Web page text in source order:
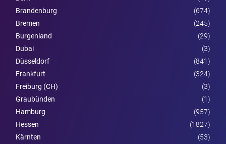
Brandenburg
(674)
Bremen
(245)
Burgen­land
(29)
Dubai
(3)
Düsseldorf
(841)
Frankfurt
(324)
Freiburg (CH)
(3)
Graubünden
(1)
Hamburg
(957)
Hessen
(1827)
Kärnten
(53)